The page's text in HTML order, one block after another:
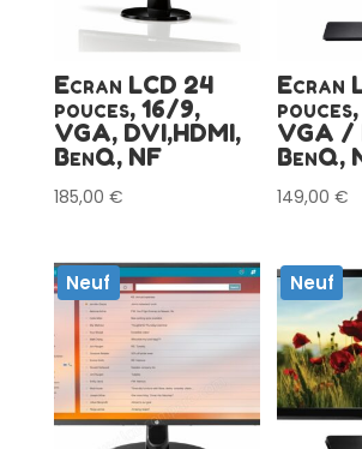
Ecran LCD 24
pouces, 16/9,
VGA, DVI,HDMI,
BenQ, NF
185,00 €
Ecran
VGA /
BenQ,
149,00€
Neuf Neuf